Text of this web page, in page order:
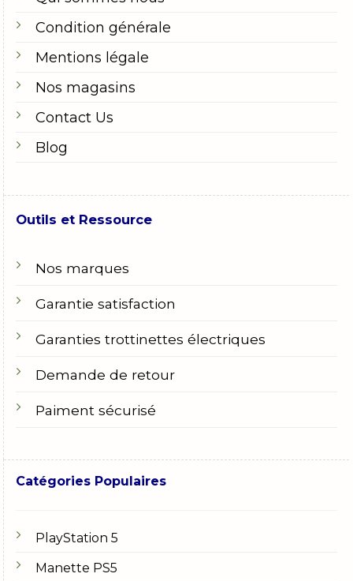
Condition générale
Mentions légale
Nos magasins
Contact Us
Blog
Outils et Ressource
Nos marques
Garantie satisfaction
Garanties trottinettes électriques
Demande de retour
Paiment sécurisé
Catégories Populaires
PlayStation 5
Manette PS5